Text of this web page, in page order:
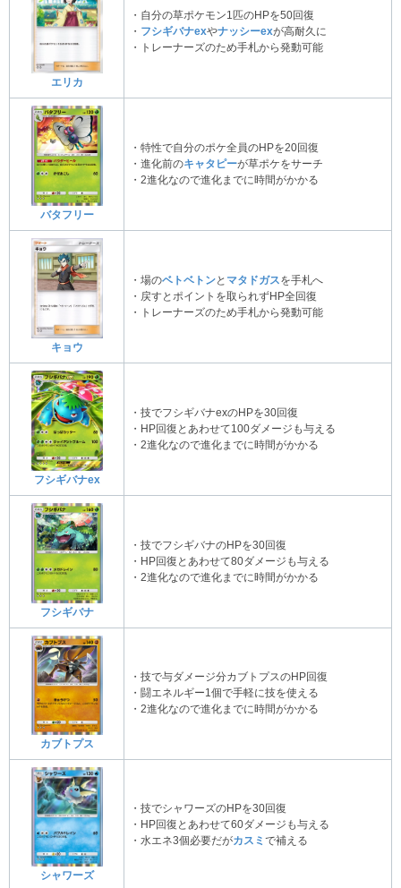
エリカ
・自分の草ポケモン1匹のHPを50回復
・ フシギバナexやナッシーexが高耐久に
・トレーナーズのため手札から発動可能
バタフリー
・特性で自分のポケ全員のHPを20回復
・進化前のキャタピーが草ポケをサーチ
・2進化なので進化までに時間がかかる
キョウ
・場のベトベトンと マタドガスを手札へ
・戻すとポイントを取られずHP全回復
・トレーナーズのため手札から発動可能
フシギバナex
・技でフシギバナexのHPを30回復
・HP回復とあわせて100ダメージも与える
・2進化なので進化までに時間がかかる
フシギバナ
・技でフシギバナのHPを30回復
・HP回復とあわせて80ダメージも与える
・2進化なので進化までに時間がかかる
カブトプス
・技で与ダメージ分カブトプスのHP回復
・闘エネルギー1個で手軽に技を使える
・2進化なので進化までに時間がかかる
シャワーズ
・技でシャワーズのHPを30回復
・HP回復とあわせて60ダメージも与える
・水エネ3個必要だがカスミ で補える